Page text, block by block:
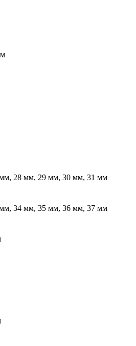
28 мм, 29 мм, 30 мм, 31 мм
34 мм, 35 мм, 36 мм, 37 мм